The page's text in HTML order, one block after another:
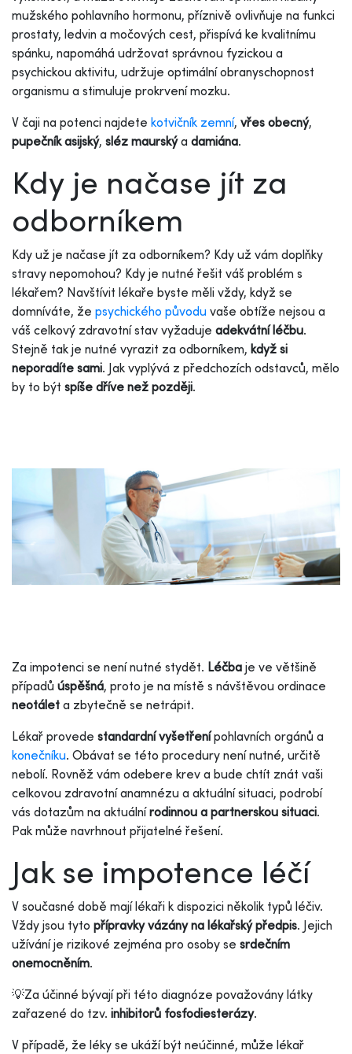
mužského pohlavního hormonu, příznivě ovlivňuje na funkci
prostaty, ledvin a močových cest, přispívá ke kvalitnímu
spánku, napomáhá udržovat správnou fyzickou a
psychickou aktivitu, udržuje optimální obranyschopnost
organismu a stimuluje prokrvení mozku.
V čaji na potenci najdete kotvičník zemní, vřes obecný,
pupečník asijský, sléz maurskýa damiána.
Kdy je načase jít za
odborníkem
Kdy už je načase jít za odborníkem? Kdy už vám doplňky
stravy nepomohou? Kdy je nutné řešit váš problém s
lékařem? Navštívit lékaře byste měli vždy, když se
domníváte, že psychického původu vaše obtíže nejsou a
váš celkový zdravotní stav vyžaduje adekvátní léčbu.
Stejně tak je nutné vyrazit za odborníkem, když si
neporadíte sami. Jak vyplývá z předchozích odstavců, mělo
by to být spíše dříve než později.
Za impotenci se není nutné stydět. Léčba je ve většině
případů úspěšná, proto je na místě s návštěvou ordinace
neotálet a zbytečně se netrápit.
Lékař provede standardní vyšetřenípohlavních orgánů a
konečníku. Obávat se této procedury není nutné, určitě
nebolí. Rovněž vám odebere krev a bude chtít znát vaši
celkovou zdravotní anamnézu a aktuální situaci, podrobí
vás dotazům na aktuálnírodinnou a partnerskou situaci.
Pak může navrhnout přijatelné řešení.
Jak se impotence léčí
V současné době mají lékaři k dispozici několik typů léčiv.
Vždy jsou tyto přípravky vázány na lékařský předpis. Jejich
užívání je rizikové zejména pro osoby se srdečním
onemocněním.
💡Za účinné bývají při této diagnóze považovány látky
zařazené do tzv. inhibitorů fosfodiesterázy.
V případě, že léky se ukáží být neúčinné, může lékař